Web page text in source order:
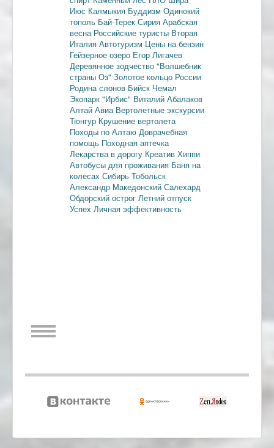
Июс Калмыкия Буддизм Одинокий
тополь Бай-Терек Сирия Арабская
весна Российские туристы Вторая
Италия Автотуризм Цены на бензин
Гейзерное озеро Егор Лигачев
Деревянное зодчество "Волшебник
страны Оз" Золотое кольцо России
Родина слонов Бийск Чемал
Экопарк "Ирбис" Виталий Абалаков
Алтай Авиа Вертолетные экскурсии
Тюнгур Крушение вертолета
Походы по Алтаю Доврачебная
помощь Походная аптечка
Лекарства в дорогу Креатив Хиппи
Автобусы для проживания Баня на
колесах Сибирь Тобольск
Александр Македонский Салехард
Обдорский острог Летний отпуск
Успех Личная эффективность